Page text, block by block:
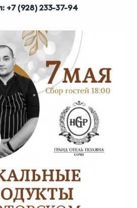
+7 (928) 233-37-94